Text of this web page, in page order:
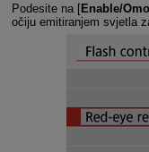
Podesite na [Enable/
očiju emitiranjem svjetla